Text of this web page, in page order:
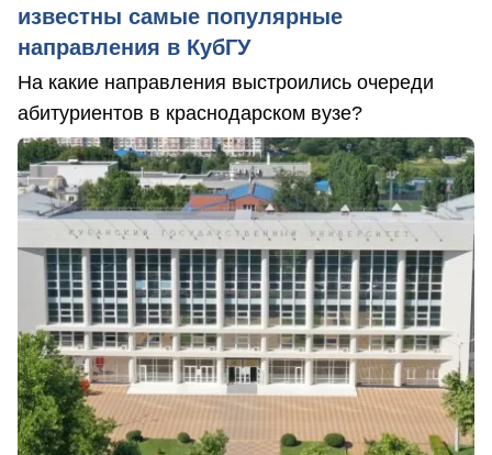
известны самые популярные
направления в КубГУ
На какие направления выстроились очереди
абитуриентов в краснодарском вузе?